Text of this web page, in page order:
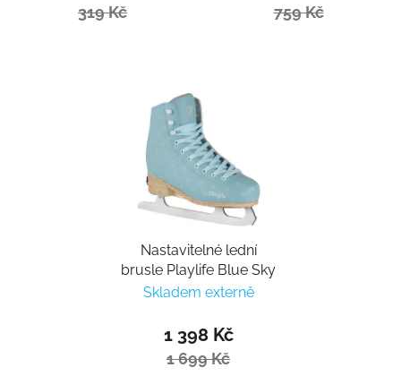
319 Kč 759 Kč
Nastavitelné lední
brusle Playlife Blue Sky
Skladem externě
1 398 Kč
1 699 Kč